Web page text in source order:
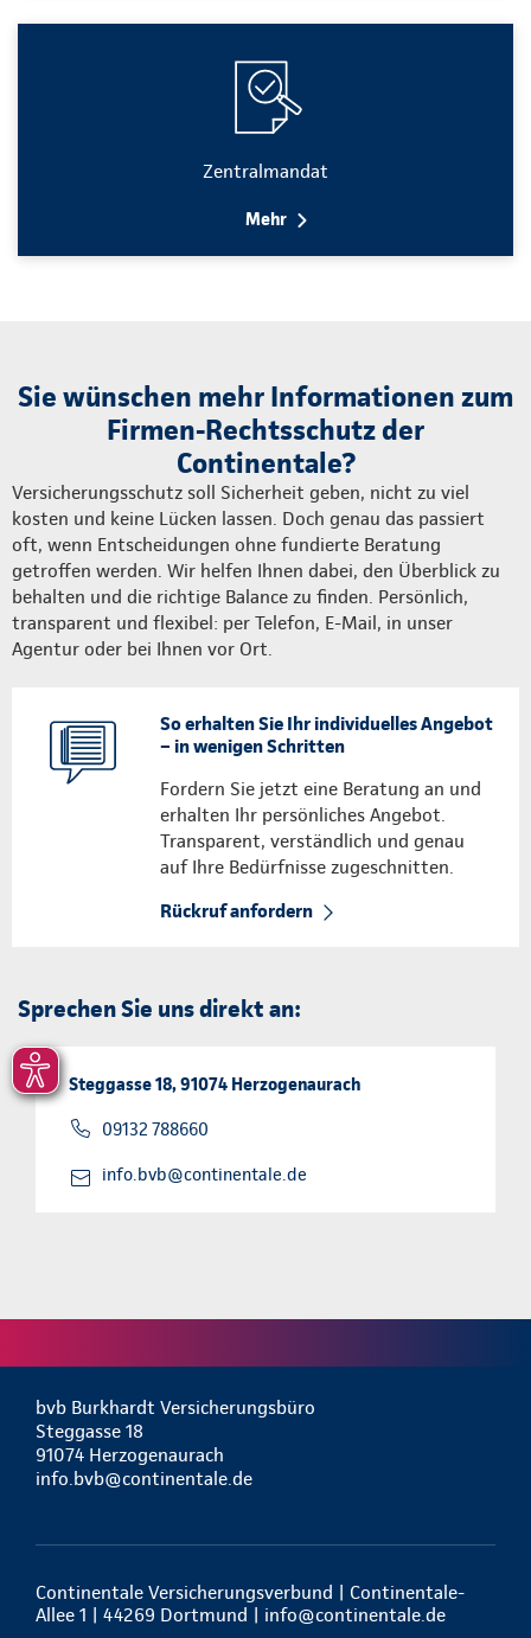
Zentralmandat
Mehr
Sie wünschen mehr Informationen zum
Firmen-Rechtsschutz der
Continentale?
Versicherungsschutz soll Sicherheit geben, nicht zu viel
kosten und keine Lücken lassen. Doch genau das passiert
oft, wenn Entscheidungen ohne fundierte Beratung
getroffen werden. Wir helfen Ihnen dabei, den Überblick zu
behalten und die richtige Balance zu finden. Persönlich,
transparent und flexibel: per Telefon, E-Mail, in unser
Agentur oder bei Ihnen vor Ort.
So erhalten Sie Ihr individuelles Angebot
– in wenigen Schritten
Fordern Sie jetzt eine Beratung an und
erhalten Ihr persönliches Angebot.
Transparent, verständlich und genau
auf Ihre Bedürfnisse zugeschnitten.
Rückruf anfordern
Sprechen Sie uns direkt an:
Steggasse 18, 91074 Herzogenaurach
09132 788660
info.bvb@continentale.de
bvb Burkhardt Versicherungsbüro
Steggasse 18
91074 Herzogenaurach
info.bvb@continentale.de
Continentale Versicherungsverbund | Continentale-
Allee 1 | 44269 Dortmund | info@continentale.de